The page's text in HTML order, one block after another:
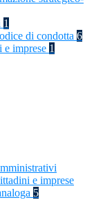
1
di condotta 6
imprese 1
e imprese
5